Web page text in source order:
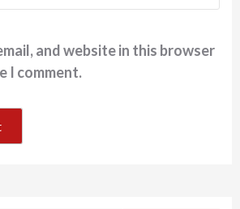
and website in this browser
I comment.